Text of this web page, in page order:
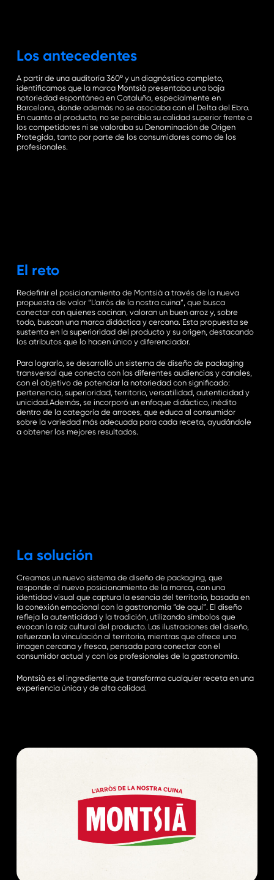
Los antecedentes
A partir de una auditoría 360º y un diagnóstico completo,
identificamos que la marca Montsià presentaba una baja
notoriedad espontánea en Cataluña, especialmente en
Barcelona, donde además no se asociaba con el Delta del Ebro.
En cuanto al producto, no se percibía su calidad superior frente a
los competidores ni se valoraba su Denominación de Origen
Protegida, tanto por parte de los consumidores como de los
profesionales.
El reto
Redefinir el posicionamiento de Montsià a través de la nueva
propuesta de valor “L’arròs de la nostra cuina”, que busca
conectar con quienes cocinan, valoran un buen arroz y, sobre
todo, buscan una marca didáctica y cercana. Esta propuesta se
sustenta en la superioridad del producto y su origen, destacando
los atributos que lo hacen único y diferenciador.
Para lograrlo, se desarrolló un sistema de diseño de packaging
transversal que conecta con las diferentes audiencias y canales,
con el objetivo de potenciar la notoriedad con significado:
pertenencia, superioridad, territorio, versatilidad, autenticidad y
unicidad.Además, se incorporó un enfoque didáctico, inédito
dentro de la categoría de arroces, que educa al consumidor
sobre la variedad más adecuada para cada receta, ayudándole
a obtener los mejores resultados.
La solución
Creamos un nuevo sistema de diseño de packaging, que
responde al nuevo posicionamiento de la marca, con una
identidad visual que captura la esencia del territorio, basada en
la conexión emocional con la gastronomía “de aquí”. El diseño
refleja la autenticidad y la tradición, utilizando símbolos que
evocan la raíz cultural del producto. Las ilustraciones del diseño,
refuerzan la vinculación al territorio, mientras que ofrece una
imagen cercana y fresca, pensada para conectar con el
consumidor actual y con los profesionales de la gastronomía.
Montsià es el ingrediente que transforma cualquier receta en una
experiencia única y de alta calidad.